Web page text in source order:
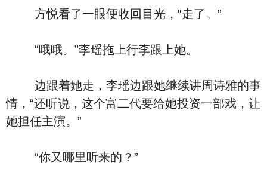
方悦看了一眼便收回目光，“走了。”
“哦哦。”李瑶拖上行李跟上她。
边跟着她走，李瑶边跟她继续讲周诗雅的事
情，“还听说，这个富二代要给她投资一部戏，让
她担任主演。”
“你又哪里听来的？”